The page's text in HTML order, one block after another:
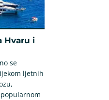
Hvaru i
se
ljetnih